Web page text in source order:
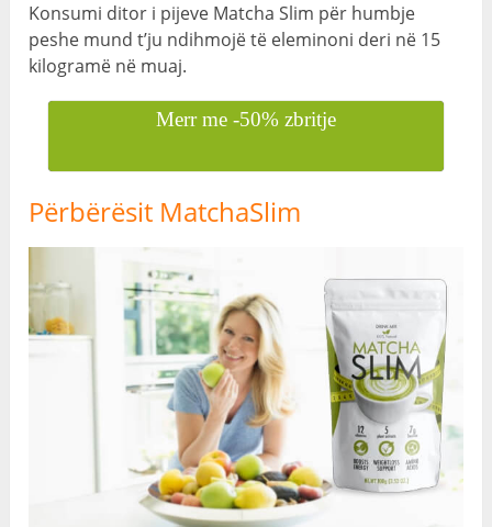
Konsumi ditor i pijeve Matcha Slim për humbje
peshe mund t’ju ​​ndihmojë të eleminoni deri në 15
kilogramë në muaj.
Merr me -50% zbritje
Përbërësit MatchaSlim